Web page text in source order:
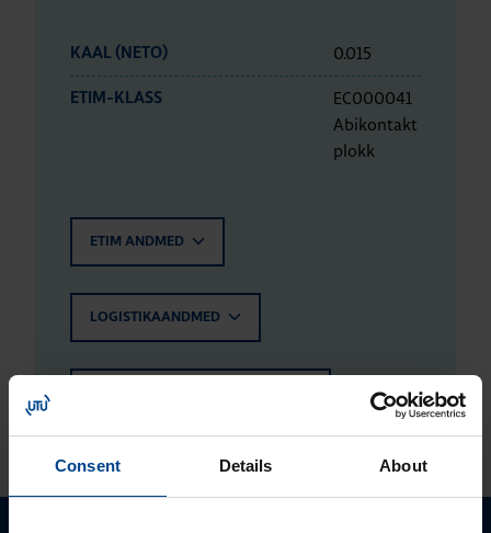
Consent Details About
KAAL (NETO) 0.015
ETIM-KLASS
EC000041
Abikontakt
plokk
ETIM ANDMED
LOGISTIKAANDMED